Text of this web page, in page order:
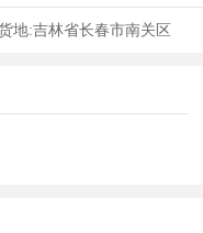
地:吉林省长春市南关区